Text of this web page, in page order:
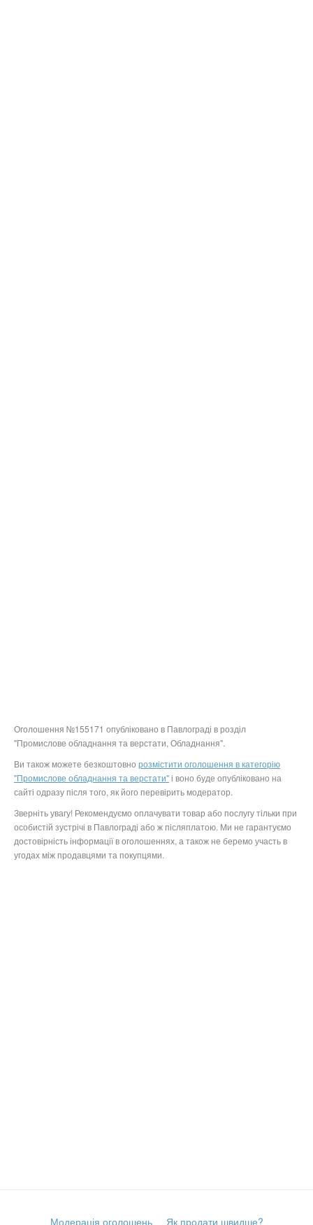
Оголошення №155171 опубліковано в Павлограді в розділ
"Промислове обладнання та верстати, Обладнання".
Ви також можете безкоштовно розмістити оголошення в категорію
"Промислове обладнання та верстати"і воно буде опубліковано на
сайті одразу після того, як його перевірить модератор.
Зверніть увагу! Рекомендуємо оплачувати товар або послугу тільки при
особистій зустрічі в Павлограді або ж післяплатою. Ми не гарантуємо
достовірність інформації в оголошеннях, а також не беремо участь в
угодах між продавцями та покупцями.
Модерація оголошень Як продати швидше?